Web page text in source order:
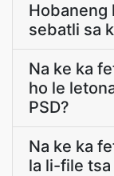
Hobaneng
sebatli sa
Na ke ka
ho le
PSD?
Na ke ka
la li-file tsa